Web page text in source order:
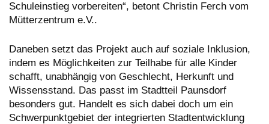
Schuleinstieg vorbereiten“, betont Christin Ferch vom
Mütterzentrum e.V..
Daneben setzt das Projekt auch auf soziale Inklusion,
indem es Möglichkeiten zur Teilhabe für alle Kinder
schafft, unabhängig von Geschlecht, Herkunft und
Wissensstand. Das passt im Stadtteil Paunsdorf
besonders gut. Handelt es sich dabei doch um ein
Schwerpunktgebiet der integrierten Stadtentwicklung